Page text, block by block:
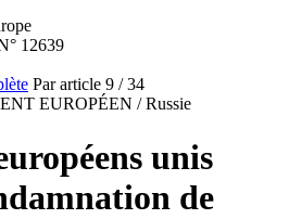
12639
Par article 9 / 34
EUROPÉEN / Russie
unis
de